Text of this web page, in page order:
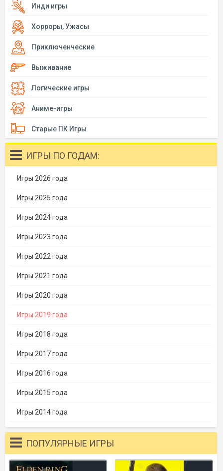
Инди игры
Хорроры, Ужасы
Приключенческие
Выживание
Логические игры
Аниме-игры
Старые ПК Игры
ИГРЫ ПО ГОДАМ:
Игры 2026 года
Игры 2025 года
Игры 2024 года
Игры 2023 года
Игры 2022 года
Игры 2021 года
Игры 2020 года
Игры 2019 года
Игры 2018 года
Игры 2017 года
Игры 2016 года
Игры 2015 года
Игры 2014 года
ПОПУЛЯРНЫЕ ИГРЫ